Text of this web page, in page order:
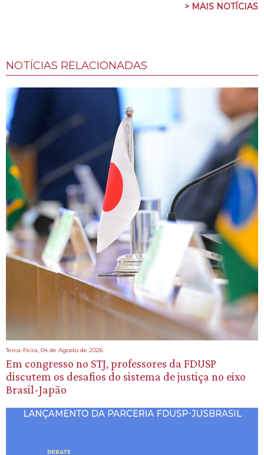
> MAIS NOTÍCIAS
NOTÍCIAS RELACIONADAS
Terca-Feira, 04 de Agosto de 2026
Em congresso no STJ, professores da FDUSP
discutem os desafios do sistema de justiça no eixo
Brasil-Japão